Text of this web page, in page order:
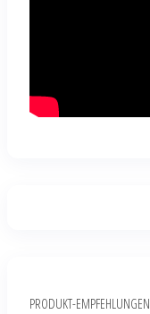
PRODUKT-EMPFEHLUNGEN